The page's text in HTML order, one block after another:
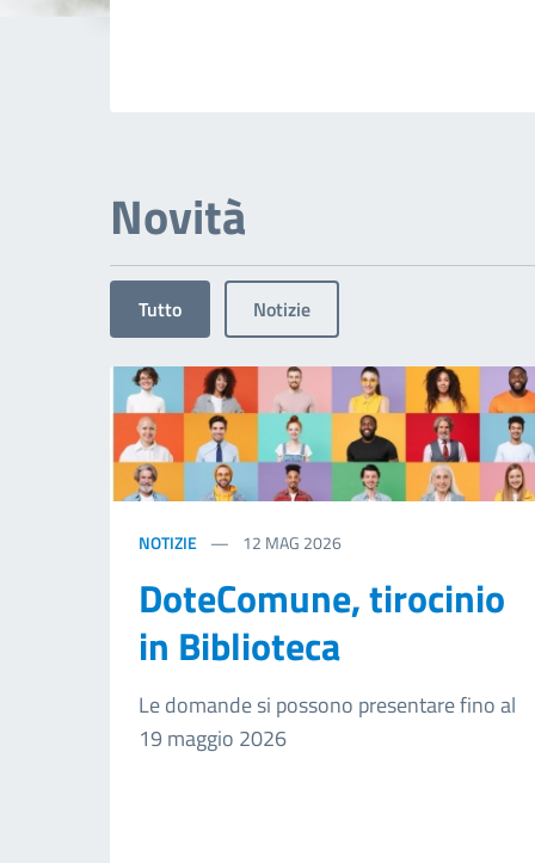
Novità
Tutto Notizie
NOTIZIE 12 MAG 2026
DoteComune, tirocinio
in Biblioteca
Le domande si possono presentare fino al
19 maggio 2026